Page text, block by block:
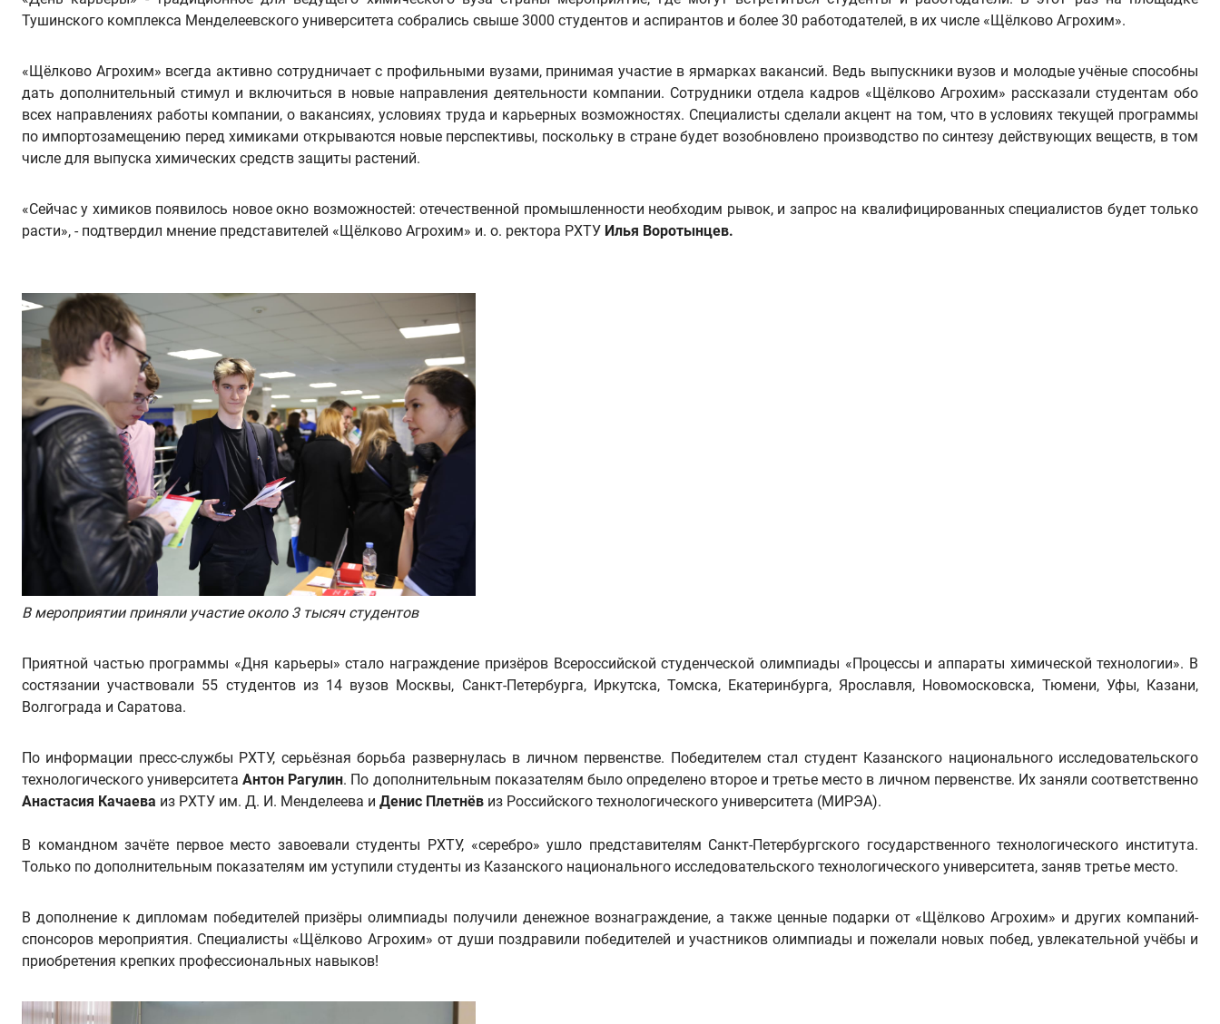
Тушинского комплекса Менделеевского университета собрались свыше 3000 студентов и аспирантов и более 30 работодателей, в их числе «Щёлково Агрохим».
«Щёлково Агрохим» всегда активно сотрудничает с профильными вузами, принимая участие в ярмарках вакансий. Ведь выпускники вузов и молодые учёные способны
дать дополнительный стимул и включиться в новые направления деятельности компании. Сотрудники отдела кадров «Щёлково Агрохим» рассказали студентам обо
всех направлениях работы компании, о вакансиях, условиях труда и карьерных возможностях. Специалисты сделали акцент на том, что в условиях текущей программы
по импортозамещению перед химиками открываются новые перспективы, поскольку в стране будет возобновлено производство по синтезу действующих веществ, в том
числе для выпуска химических средств защиты растений.
«Сейчас у химиков появилось новое окно возможностей: отечественной промышленности необходим рывок, и запрос на квалифицированных специалистов будет только
расти», - подтвердил мнение представителей «Щёлково Агрохим» и. о. ректора РХТУ Илья Воротынцев.
В мероприятии приняли участие около 3 тысяч студентов
Приятной частью программы «Дня карьеры» стало награждение призёров Всероссийской студенческой олимпиады «Процессы и аппараты химической технологии». В
состязании участвовали 55 студентов из 14 вузов Москвы, Санкт-Петербурга, Иркутска, Томска, Екатеринбурга, Ярославля, Новомосковска, Тюмени, Уфы, Казани,
Волгограда и Саратова.
По информации пресс-службы РХТУ, серьёзная борьба развернулась в личном первенстве. Победителем стал студент Казанского национального исследовательского
технологического университетаАнтон Рагулин. По дополнительным показателям было определено второе и третье место в личном первенстве. Их заняли соответственно
Анастасия Качаева из РХТУ им. Д. И. Менделеева и Денис Плетнёв из Российского технологического университета (МИРЭА).
В командном зачёте первое место завоевали студенты РХТУ, «серебро» ушло представителям Санкт-Петербургского государственного технологического института.
Только по дополнительным показателям им уступили студенты из Казанского национального исследовательского технологического университета, заняв третье место.
В дополнение к дипломам победителей призёры олимпиады получили денежное вознаграждение, а также ценные подарки от «Щёлково Агрохим» и других компаний-
спонсоров мероприятия. Специалисты «Щёлково Агрохим» от души поздравили победителей и участников олимпиады и пожелали новых побед, увлекательной учёбы и
приобретения крепких профессиональных навыков!